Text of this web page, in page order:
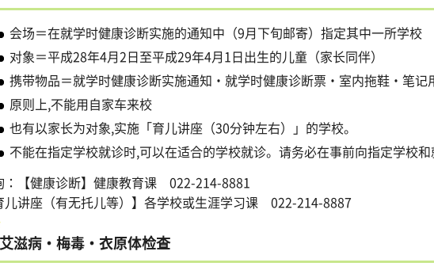
会场＝在就学时健康诊断实施的通知中（9月下旬邮寄）指定其中一所学校
对象＝平成28年4月2日至平成29年4月1日出生的儿童（家长同伴）
携带物品＝就学时健康诊断实施通知・就学时健康诊断票・室内拖鞋・笔记
原则上,不能用自家车来校
也有以家长为对象,实施「育儿讲座（30分钟左右）」的学校。
不能在指定学校就诊时,可以在适合的学校就诊。请务必在事前向指定学校
：【健康诊断】健康教育课 022-214-8881
儿讲座（有无托儿等）】各学校或生涯学习课 022-214-8887
艾滋病・梅毒・衣原体检查